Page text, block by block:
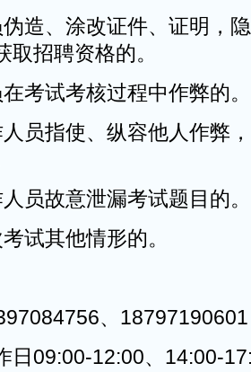
伪造、涂改证件、证明，
取招聘资格的。
考试考核过程中作弊的。
人员指使、纵容他人作弊
员故意泄漏考试题目的。
试其他情形的。
、18797190601
日09:00-12:00、14:00-